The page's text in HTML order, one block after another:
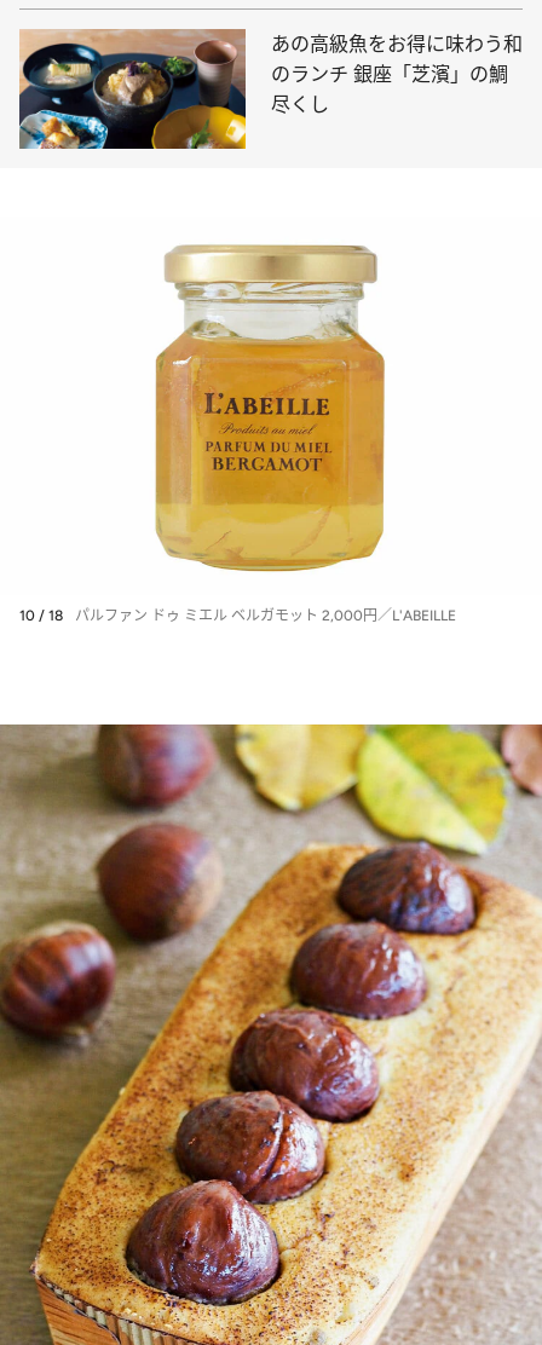
あの高級魚をお得に味わう和
のランチ 銀座「芝濱」の鯛
尽くし
10 / 18 パルファン ドゥ ミエル ベルガモット 2,000円／L'ABEILLE